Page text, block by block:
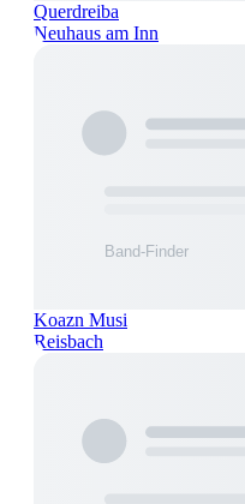
Querdreiba
Neuhaus am Inn
Koazn Musi
Reisbach